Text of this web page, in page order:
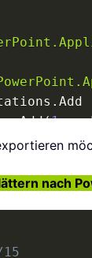
. Add
.Add(1,
nach